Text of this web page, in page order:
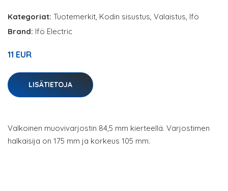
Kategoriat: Tuotemerkit, Kodin sisustus, Valaistus, Ifö
Brand: Ifö Electric
11 EUR
LISÄTIETOJA
Valkoinen muovivarjostin 84,5 mm kierteellä. Varjostimen
halkaisija on 175 mm ja korkeus 105 mm.